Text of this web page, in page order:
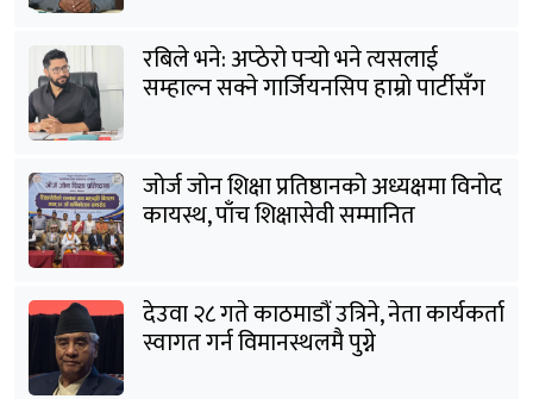
रबिले भने: अप्ठेरो पर्‍यो भने त्यसलाई
सम्हाल्न सक्ने गार्जियनसिप हाम्रो पार्टीसँग
जोर्ज जोन शिक्षा प्रतिष्ठानको अध्यक्षमा विनोद
कायस्थ, पाँच शिक्षासेवी सम्मानित
देउवा २८ गते काठमाडौं उत्रिने, नेता कार्यकर्ता
स्वागत गर्न विमानस्थलमै पुग्ने